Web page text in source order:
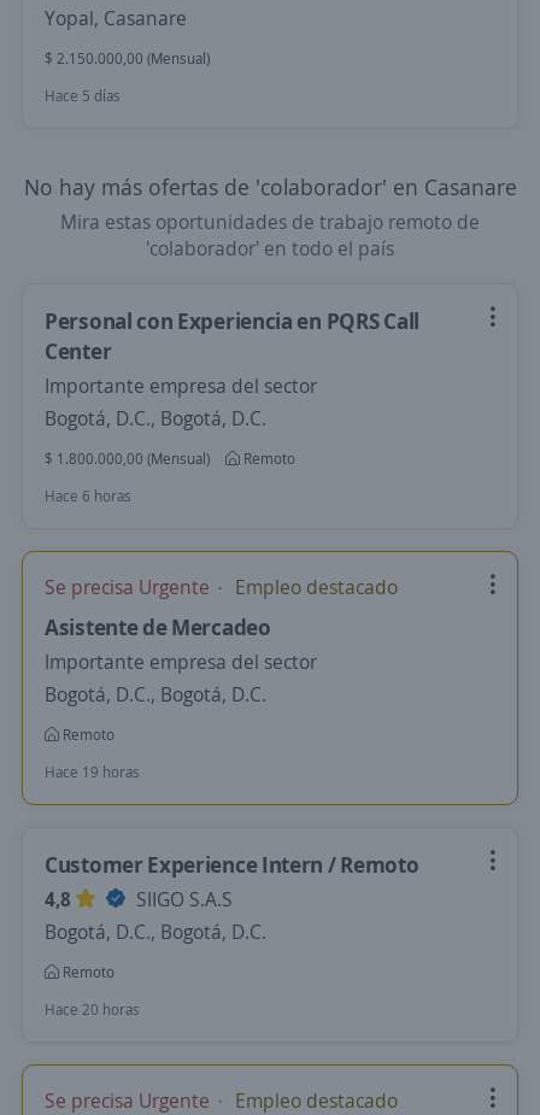
Yopal, Casanare
$ 2.150.000,00 (Mensual)
Hace 5 días
No hay más ofertas de 'colaborador' en Casanare
Mira estas oportunidades de trabajo remoto de
'colaborador' en todo el país
Personal con Experiencia en PQRS Call
Center
Importante empresa del sector
Bogotá, D.C., Bogotá, D.C.
$ 1.800.000,00 (Mensual)
Remoto
Hace 6 horas
Se precisa Urgente Empleo destacado
Asistente de Mercadeo
Importante empresa del sector
Bogotá, D.C., Bogotá, D.C.
Remoto
Hace 19 horas
Customer Experience Intern / Remoto
4,8
SIIGO S.A.S
Bogotá, D.C., Bogotá, D.C.
Remoto
Hace 20 horas
Se precisa Urgente Empleo destacado